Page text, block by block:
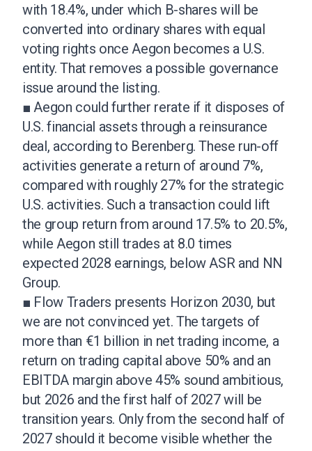
with 18.4%, under which B-shares will be
converted into ordinary shares with equal
voting rights once Aegon becomes a U.S.
entity. That removes a possible governance
issue around the listing.
■ Aegon could further rerate if it disposes of
U.S. financial assets through a reinsurance
deal, according to Berenberg. These run-off
activities generate a return of around 7%,
compared with roughly 27% for the strategic
U.S. activities. Such a transaction could lift
the group return from around 17.5% to 20.5%,
while Aegon still trades at 8.0 times
expected 2028 earnings, below ASR and NN
Group.
■ Flow Traders presents Horizon 2030, but
we are not convinced yet. The targets of
more than €1 billion in net trading income, a
return on trading capital above 50% and an
EBITDA margin above 45% sound ambitious,
but 2026 and the first half of 2027 will be
transition years. Only from the second half of
2027 should it become visible whether the